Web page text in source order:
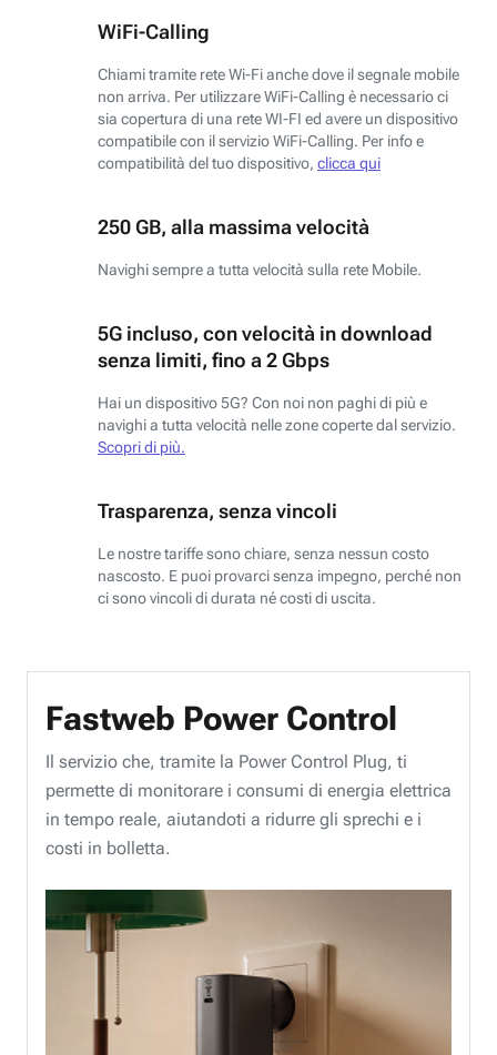
WiFi-Calling
Chiami tramite rete Wi-Fi anche dove il segnale mobile
non arriva. Per utilizzare WiFi-Calling è necessario ci
sia copertura di una rete WI-FI ed avere un dispositivo
compatibile con il servizio WiFi-Calling. Per info e
compatibilità del tuo dispositivo, clicca qui
250 GB, alla massima velocità
Navighi sempre a tutta velocità sulla rete Mobile.
5G incluso, con velocità in download
senza limiti, fino a 2 Gbps
Hai un dispositivo 5G? Con noi non paghi di più e
navighi a tutta velocità nelle zone coperte dal servizio.
Scopri di più.
Trasparenza, senza vincoli
Le nostre tariffe sono chiare, senza nessun costo
nascosto. E puoi provarci senza impegno, perché non
ci sono vincoli di durata né costi di uscita.
Fastweb Power Control
Il servizio che, tramite la Power Control Plug, ti
permette di monitorare i consumi di energia elettrica
in tempo reale, aiutandoti a ridurre gli sprechi e i
costi in bolletta.